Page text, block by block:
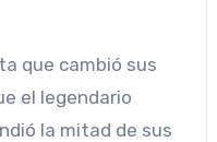
que cambió sus
el legendario
la mitad de sus